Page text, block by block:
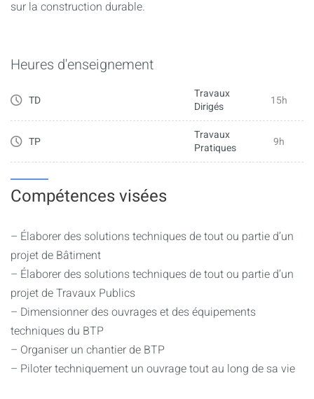
sur la construction durable.
Heures d'enseignement
TD
Travaux
Dirigés
15h
TP
Travaux
Pratiques
9h
Compétences visées
– Élaborer des solutions techniques de tout ou partie d’un
projet de Bâtiment
– Élaborer des solutions techniques de tout ou partie d’un
projet de Travaux Publics
– Dimensionner des ouvrages et des équipements
techniques du BTP
– Organiser un chantier de BTP
– Piloter techniquement un ouvrage tout au long de sa vie